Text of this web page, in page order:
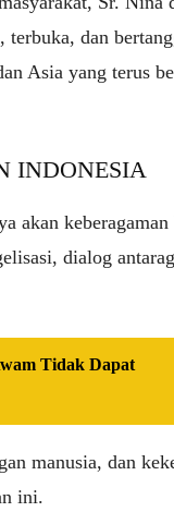
dan
Asia yang terus
INDONESIA
akan keberagaman
dialog
Tidak Dapat
manusia, dan
ini.